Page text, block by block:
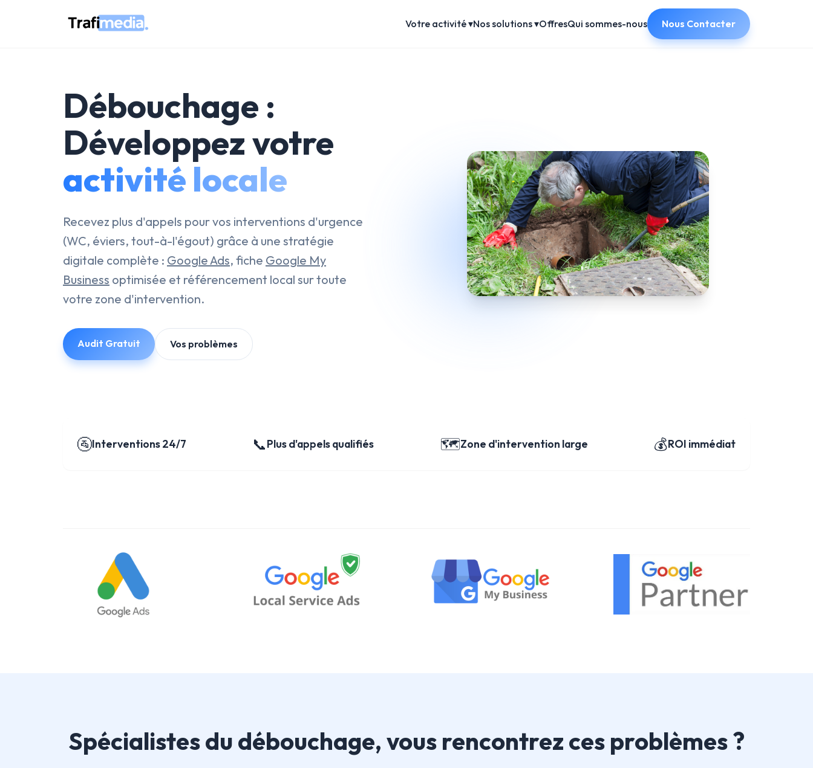
Votre activité ▾Nos solutions ▾OffresQui sommes-nous Nous Contacter
Débouchage :
Développez votre
activité locale
Recevez plus d'appels pour vos interventions d'urgence
(WC, éviers, tout-à-l'égout) grâce à une stratégie
digitale complète : Google Ads, fiche Google My
Business optimisée et référencement local sur toute
votre zone d'intervention.
Audit Gratuit Vos problèmes
🚰Interventions 24/7 📞Plus d'appels qualifiés 🗺️Zone d'intervention large 💰ROI immédiat
Spécialistes du débouchage, vous rencontrez ces problèmes ?